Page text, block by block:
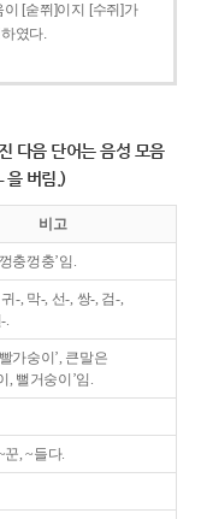
이 [숟쮜]이지 [수쥐]가
였다.
다음 단어는 음성 모음
을 버림.)
비고
충껑충’임.
-, 막-, 선-, 쌍-, 검-,
.
가숭이’, 큰말은
, 뻘거숭이’임.
, ~들다.